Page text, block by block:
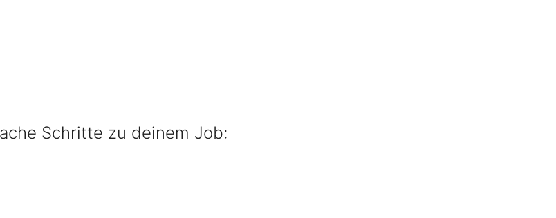
Schritte zu deinem Job: